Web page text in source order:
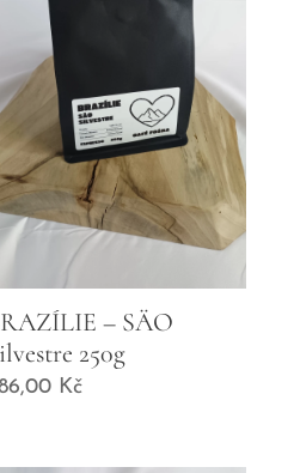
– SÄO
250g
Kč